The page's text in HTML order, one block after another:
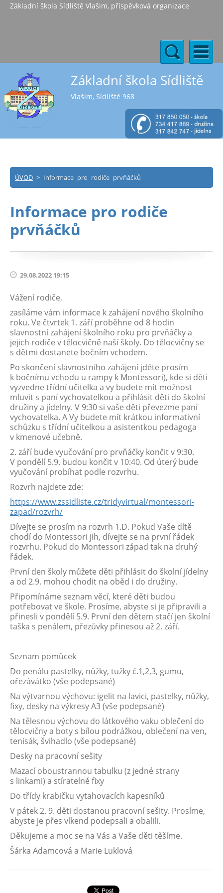
Základní škola Sídliště Vlašim, příspěvková organizace
Základní škola Sídliště
Vlašim, Sídliště 968
ÚVOD > Informace pro rodiče prvňáčků
Informace pro rodiče
prvňáčků
29.08.2022 19:15
Vážení rodiče,
zasíláme vám informace k zahájení nového školního
roku. Ve čtvrtek 1. září proběhne od 8 hodin
slavnostní zahájení školního roku pro prvňáčky a
jejich rodiče v tělocvičně naší školy. Do tělocvičny se
s dětmi dostanete bočním vchodem.
Po skončení slavnostního zahájení jděte prosím
k bočnímu vchodu u rampy k Montessori), kde si děti
vyzvedne třídní učitelka a vy budete mít možnost
mluvit s paní vychovatelkou a přihlásit děti do školní
družiny a jídelny. V 9:30 si vaše děti převezme paní
vychovatelka. A Vy budete mít krátkou informativní
schůzku s třídní učitelkou a asistentkou pedagoga
v kmenové učebně.
2. září bude vyučování pro prvňáčky končit v 9:30.
V pondělí 5.9. budou končit v 10:40. Od úterý bude
vyučování probíhat podle rozvrhu.
Rozvrh najdete zde:
https://www.zssidliste.cz/tridyvirtual/montessori-
zapad/rozvrh/
Dívejte se prosím na rozvrh 1.D. Pokud Vaše dítě
chodí do Montessori jih, dívejte se na první řádek
rozvrhu. Pokud do Montessori západ tak na druhý
řádek.
První den školy můžete děti přihlásit do školní jídelny
a od 2.9. mohou chodit na oběd i do družiny.
Připomínáme seznam věcí, které děti budou
potřebovat ve škole. Prosíme, abyste si je připravili a
přinesli v pondělí 5.9. První den dětem stačí jen školní
taška s penálem, přezůvky přinesou až 2. září.
Seznam pomůcek
Do penálu pastelky, nůžky, tužky č.1,2,3, gumu,
ořezávátko (vše podepsané)
Na výtvarnou výchovu: igelit na lavici, pastelky, nůžky,
fixy, desky na výkresy A3 (vše podepsané)
Na tělesnou výchovu do látkového vaku oblečení do
tělocvičny a boty s bílou podrážkou, oblečení na ven,
tenisák, švihadlo (vše podepsané)
Desky na pracovní sešity
Mazací oboustrannou tabulku (z jedné strany
s linkami) a stíratelné fixy
Do třídy krabičku vytahovacích kapesníků
V pátek 2. 9. děti dostanou pracovní sešity. Prosíme,
abyste je přes víkend podepsali a obalili.
Děkujeme a moc se na Vás a Vaše děti těšíme.
Šárka Adamcová a Marie Luklová